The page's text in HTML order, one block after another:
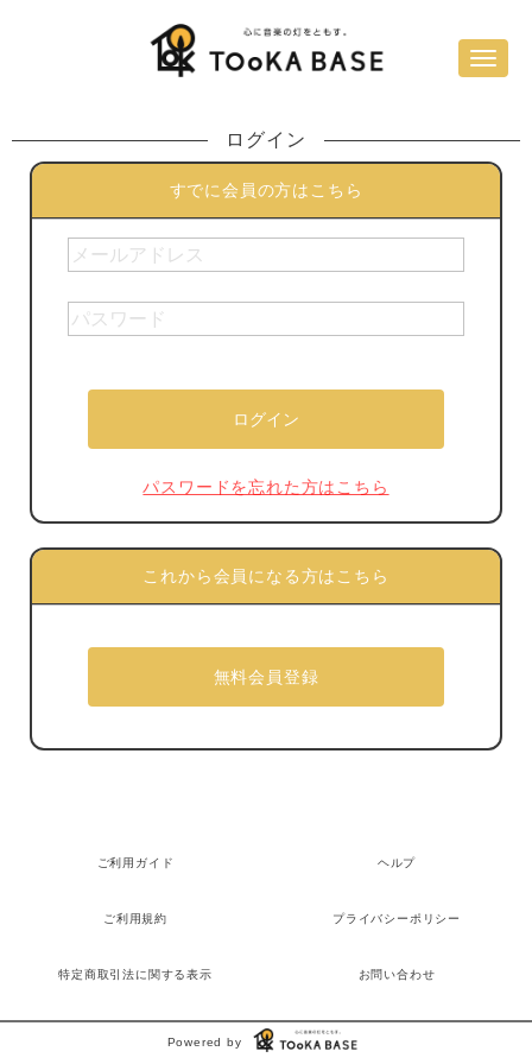
ログイン
すでに会員の方はこちら
パスワードを忘れた方はこちら
これから会員になる方はこちら
ご利用ガイド ヘルプ
ご利用規約 プライバシーポリシー
特定商取引法に関する表示 お問い合わせ
Powered by